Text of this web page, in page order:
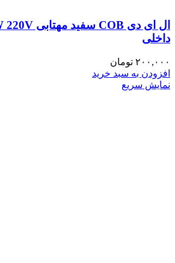
داخلی
۲۰۰,۰۰۰ تومان
افزودن به سبد خرید
نمایش سریع